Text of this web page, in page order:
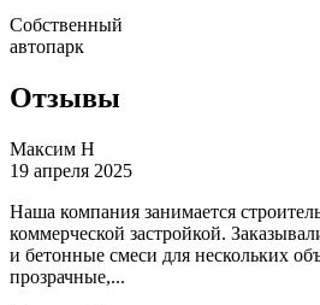
Собственный
автопарк
Отзывы
Максим Н
19 апреля 2025
Наша компания занимается
коммерческой застройкой.
и бетонные смеси для нескольких
прозрачные,...